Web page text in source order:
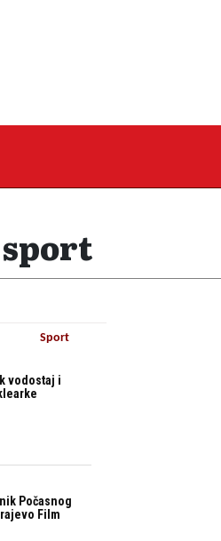
vodostaj i
Počasnog
Film
Sport